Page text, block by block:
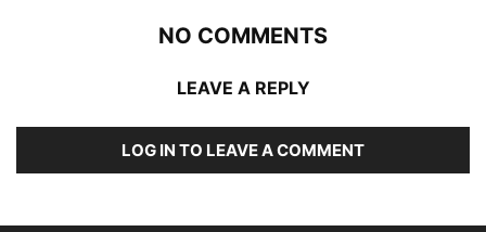
NO COMMENTS
LEAVE A REPLY
LOG IN TO LEAVE A COMMENT